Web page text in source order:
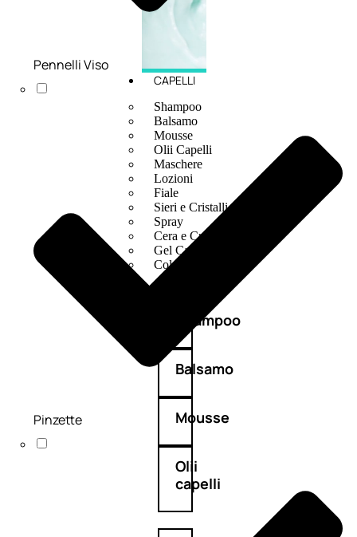
CAPELLI
Shampoo
Balsamo
Mousse
Olii Capelli
Maschere
Lozioni
Fiale
Sieri e Cristalli
Spray
Cera e Crema
Gel Capelli
Colorazione
Shampoo
Balsamo
Mousse
Olii
capelli
Pennelli Viso
Pinzette